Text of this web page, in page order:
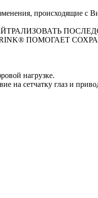
происходящие с
ПОМОГАЕТ
нагрузке.
на сетчатку глаз и